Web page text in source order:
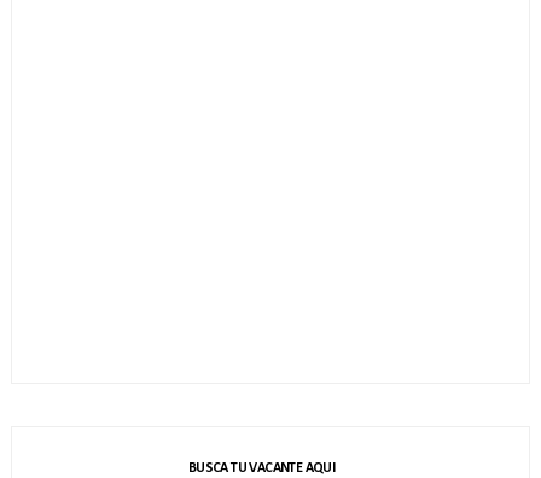
BUSCA TU VACANTE AQUI